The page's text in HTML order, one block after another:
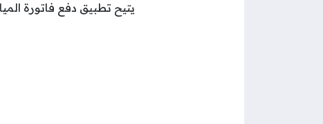
يتيح تطبيق دفع فاتورة